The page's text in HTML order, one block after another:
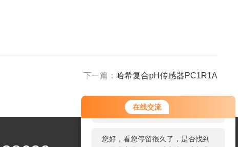
在线交流
您好！欢迎前来咨询，很高兴为您
服务，请问您要咨询什么问题呢？
您好，看您停留很久了，是否找到
下一篇： 哈希复合pH传感器PC1R1A